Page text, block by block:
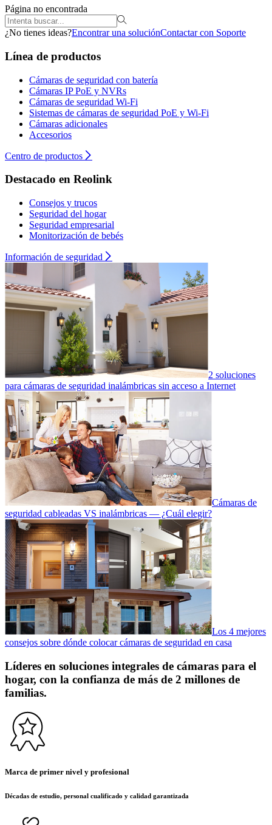
Página no encontrada
¿No tienes ideas?Encontrar una soluciónContactar con Soporte
Línea de productos
Cámaras de seguridad con batería
Cámaras IP PoE y NVRs
Cámaras de seguridad Wi-Fi
Sistemas de cámaras de seguridad PoE y Wi-Fi
Cámaras adicionales
Accesorios
Centro de productos
Destacado en Reolink
Consejos y trucos
Seguridad del hogar
Seguridad empresarial
Monitorización de bebés
Información de seguridad
2 soluciones
para cámaras de seguridad inalámbricas sin acceso a Internet
Cámaras de
seguridad cableadas VS inalámbricas — ¿Cuál elegir?
Los 4 mejores
consejos sobre dónde colocar cámaras de seguridad en casa
Líderes en soluciones integrales de cámaras para el
hogar, con la confianza de más de 2 millones de
familias.
Marca de primer nivel y profesional
Décadas de estudio, personal cualificado y calidad garantizada